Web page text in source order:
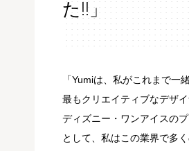
た!!」
「Yumiは、私がこれまで一
最もクリエイティブなデザイ
ディズニー・ワンアイスの
として、私はこの業界で多